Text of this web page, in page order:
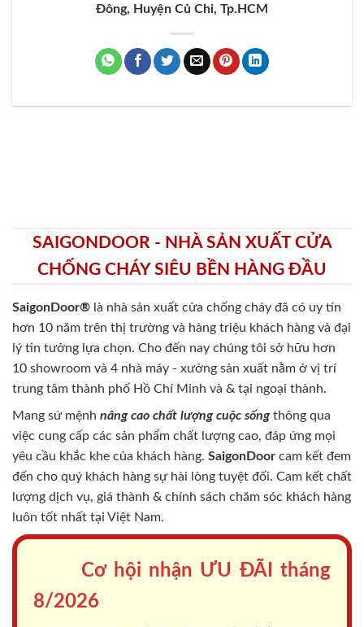
Đông, Huyện Củ Chi, Tp.HCM
SAIGONDOOR - NHÀ SẢN XUẤT CỬA
CHỐNG CHÁY SIÊU BỀN HÀNG ĐẦU
SaigonDoor® là nhà sản xuất cửa chống cháy đã có uy tín
hơn 10 năm trên thị trường và hàng triệu khách hàng và đại
lý tin tưởng lựa chọn. Cho đến nay chúng tôi sở hữu hơn
10 showroom và 4 nhà máy - xưởng sản xuất nằm ở vị trí
trung tâm thành phố Hồ Chí Minh và & tại ngoại thành.
Mang sứ mệnh nâng cao chất lượng cuộc sốngthông qua
việc cung cấp các sản phẩm chất lượng cao, đáp ứng mọi
yêu cầu khắc khe của khách hàng. SaigonDoor cam kết đem
đến cho quý khách hàng sự hài lòng tuyệt đối. Cam kết chất
lượng dịch vụ, giá thành & chính sách chăm sóc khách hàng
luôn tốt nhất tại Việt Nam.
Cơ hội nhận ƯU ĐÃI tháng
8/2026